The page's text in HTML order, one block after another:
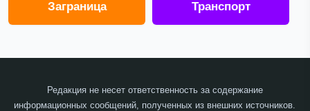
Заграница Транспорт
Редакция не несет ответственность за содержание
информационных сообщений, полученных из внешних источников.